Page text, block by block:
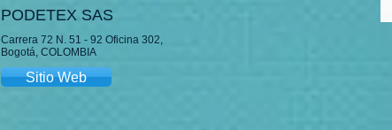
PODETEX SAS
Carrera 72 N. 51 - 92 Oficina 302,
Bogotá, COLOMBIA
Sitio Web